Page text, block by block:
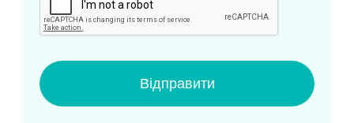
Відправити